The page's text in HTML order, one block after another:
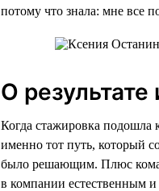
потому что знала: мне все
О результате
Когда стажировка подошла
именно тот путь, который
было решающим. Плюс
в компании естественным